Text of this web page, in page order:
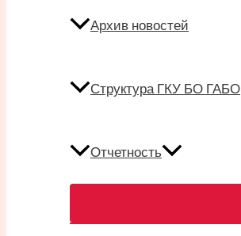
Архив новостей
Структура ГКУ БО ГАБО
Отчетность